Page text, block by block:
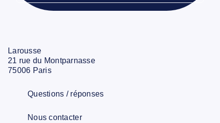
Larousse
21 rue du Montparnasse
75006 Paris
Questions / réponses
Nous contacter